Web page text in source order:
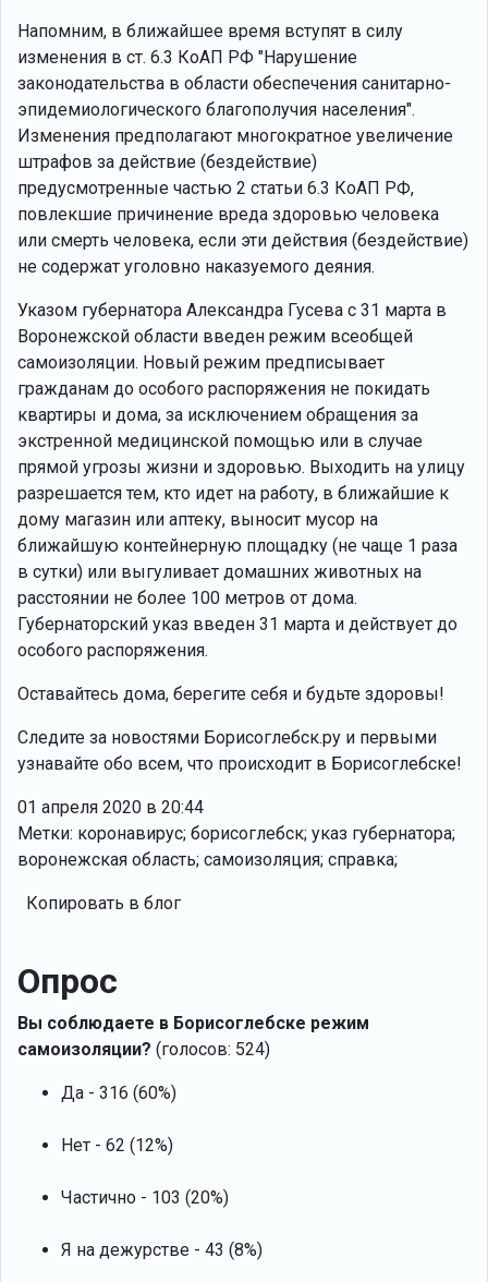
Напомним, в ближайшее время вступят в силу
изменения в ст. 6.3 КоАП РФ "Нарушение
законодательства в области обеспечения санитарно-
эпидемиологического благополучия населения".
Изменения предполагают многократное увеличение
штрафов за действие (бездействие)
предусмотренные частью 2 статьи 6.3 КоАП РФ,
повлекшие причинение вреда здоровью человека
или смерть человека, если эти действия (бездействие)
не содержат уголовно наказуемого деяния.
Указом губернатора Александра Гусева с 31 марта в
Воронежской области введен режим всеобщей
самоизоляции. Новый режим предписывает
гражданам до особого распоряжения не покидать
квартиры и дома, за исключением обращения за
экстренной медицинской помощью или в случае
прямой угрозы жизни и здоровью. Выходить на улицу
разрешается тем, кто идет на работу, в ближайшие к
дому магазин или аптеку, выносит мусор на
ближайшую контейнерную площадку (не чаще 1 раза
в сутки) или выгуливает домашних животных на
расстоянии не более 100 метров от дома.
Губернаторский указ введен 31 марта и действует до
особого распоряжения.
Оставайтесь дома, берегите себя и будьте здоровы!
Следите за новостями Борисоглебск.ру и первыми
узнавайте обо всем, что происходит в Борисоглебске!
01 апреля 2020 в 20:44
Метки: коронавирус; борисоглебск; указ губернатора;
воронежская область; самоизоляция; справка;
Копировать в блог
Опрос
Вы соблюдаете в Борисоглебске режим
самоизоляции? (голосов: 524)
Да - 316 (60%)
Нет - 62 (12%)
Частично - 103 (20%)
Я на дежурстве - 43 (8%)